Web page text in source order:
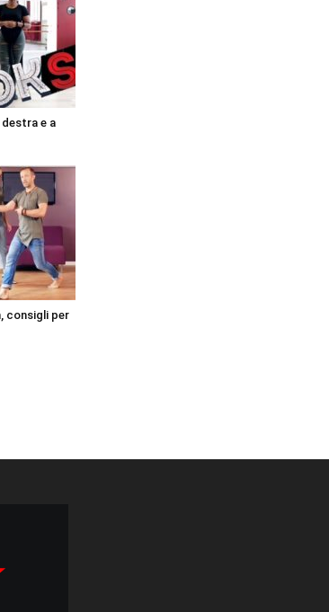
destra e a
consigli per